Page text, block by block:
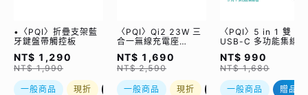
•〈PQI〉折疊支架藍
牙鍵盤帶觸控板
NT$ 1,290
NT$ 1,990
一般商品 現折 優惠加購
〈PQI〉Qi2 23W 三
合一無線充電座
(WCC2302)
NT$ 1,690
NT$ 2,590
一般商品 現折 優惠加購
〈PQI〉5 in 1 雙
USB-C 多功能集線器
（限量加贈｜U988
class 10 Micro SD
記憶卡 64GB，附 SD
轉卡）
NT$ 990
NT$ 1,680
一般商品 贈品